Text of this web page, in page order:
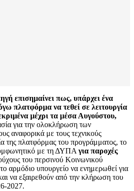
επισημαίνει πως, υπάρχει ένα
πλατφόρμα να τεθεί σε λειτουργία
μέχρι τα μέσα Αυγούστου,
για την ολοκλήρωση των
αναφορικά με τους τεχνικούς
της πλατφόρμας του προγράμματος, το
με τη ΔΥΠΑ για παροχές
του περσινού Κοινωνικού
αρμόδιο υπουργείο να ενημερωθεί για
να εξαιρεθούν από την κλήρωση του
2027.